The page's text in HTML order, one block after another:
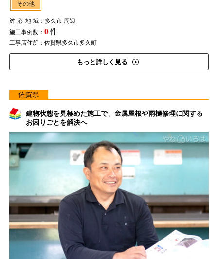
その他
対応地域：多久市 周辺
施工事例数： 0件
工事店住所：佐賀県多久市多久町
もっと詳しく見る
佐賀県
建物状態を見極めた施工で、金属屋根や雨樋修理に関する
お困りごとを解決へ